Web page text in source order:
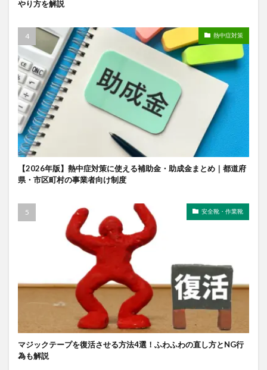
やり方を解説
熱中症対策
【2026年版】熱中症対策に使える補助金・助成金まとめ｜都道府
県・市区町村の事業者向け制度
安全靴・作業靴
マジックテープを復活させる方法4選！ふわふわの直し方とNG行
為も解説